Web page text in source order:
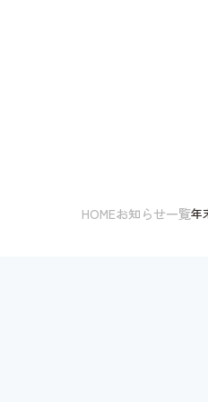
HOMEお知らせ一覧年